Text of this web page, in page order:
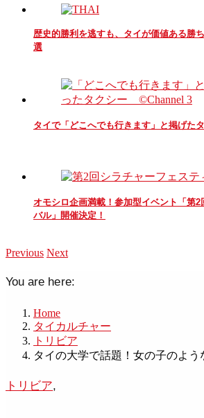
歴史的勝利を逃すも、タイが価値ある勝
選
タイで「どこへでも行きます」と掲げた
オモシロ企画満載！参加型イベント「第2
バル」開催決定！
Previous Next
You are here:
Home
タイカルチャー
トリビア
タイの大学で話題！女の子のよう
トリビア,